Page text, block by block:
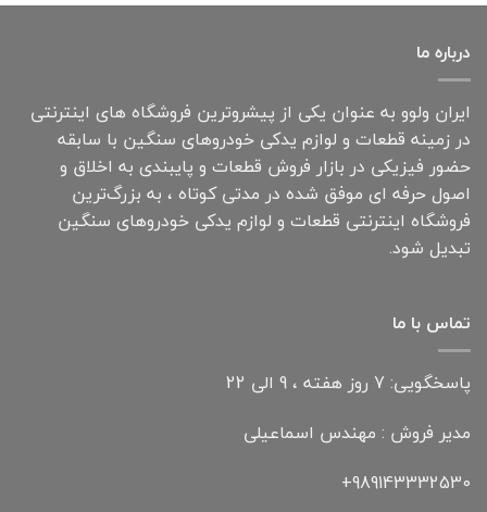
درباره ما
ایران ولوو به عنوان یکی از پیشروترین فروشگاه های اینترنتی
در زمینه قطعات و لوازم یدکی خودروهای سنگین با سابقه
حضور فیزیکی در بازار فروش قطعات و پایبندی به اخلاق و
اصول حرفه ای موفق شده در مدتی کوتاه ، به بزرگ‌ترین
فروشگاه اینترنتی قطعات و لوازم یدکی خودروهای سنگین
تبدیل شود.
تماس با ما
پاسخگویی: 7 روز هفته ، 9 الی 22
مدیر فروش : مهندس اسماعیلی
989143332530+